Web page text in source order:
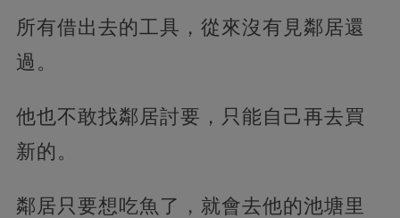
所有借出去的工具，從來沒有見鄰居還
過。
他也不敢找鄰居討要，只能自己再去買
新的。
鄰居只要想吃魚了，就會去他的池塘里